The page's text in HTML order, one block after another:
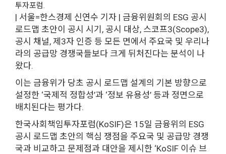
투자포럼.
| 서울=한스경제 신연수 기자 | 금융위원회의 ESG 공시
로드맵 초안이 공시 시기, 공시 대상, 스코프3(Scope3),
공시 채널, 제3자 인증 등 모든 면에서 주요국 및 우리나
라의 공급망 경쟁국들보다 크게 뒤처진다는 분석이 나
왔다.
이는 금융위가 당초 공시 로드맵 설계의 기본 방향으로
설정한 ‘국제적 정합성’과 ‘정보 유용성’ 등과 정면으로
배치된다는 평가다.
한국사회책임투자포럼(KoSIF)은 15일 금융위의 ESG
공시 로드맵 초안의 핵심 쟁점을 주요국 및 공급망 경쟁
국과 비교하고 문제점과 대안을 제시한 ‘KoSIF 이슈 브